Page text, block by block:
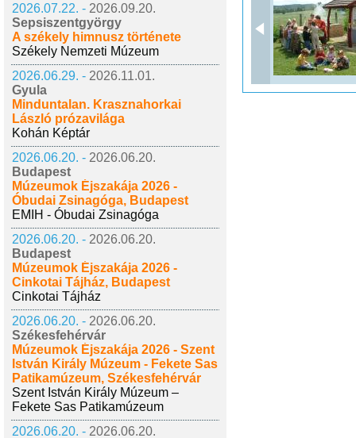
2026.07.22. - 2026.09.20.
Sepsiszentgyörgy
A székely himnusz története
Székely Nemzeti Múzeum
2026.06.29. - 2026.11.01.
Gyula
Minduntalan. Krasznahorkai
László prózavilága
Kohán Képtár
2026.06.20. - 2026.06.20.
Budapest
Múzeumok Éjszakája 2026 -
Óbudai Zsinagóga, Budapest
EMIH - Óbudai Zsinagóga
2026.06.20. - 2026.06.20.
Budapest
Múzeumok Éjszakája 2026 -
Cinkotai Tájház, Budapest
Cinkotai Tájház
2026.06.20. - 2026.06.20.
Székesfehérvár
Múzeumok Éjszakája 2026 - Szent
István Király Múzeum - Fekete Sas
Patikamúzeum, Székesfehérvár
Szent István Király Múzeum –
Fekete Sas Patikamúzeum
2026.06.20. - 2026.06.20.